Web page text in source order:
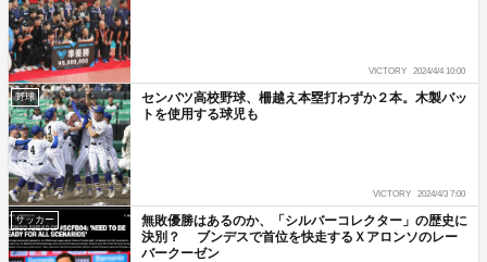
VICTORY 2024/4/4 10:00
野球
センバツ高校野球、柵越え本塁打わずか２本。木製バッ
トを使用する球児も
VICTORY 2024/4/3 7:00
サッカー
無敗優勝はあるのか、「シルバーコレクター」の歴史に
決別？ ブンデスで首位を快走するＸアロンソのレー
バークーゼン